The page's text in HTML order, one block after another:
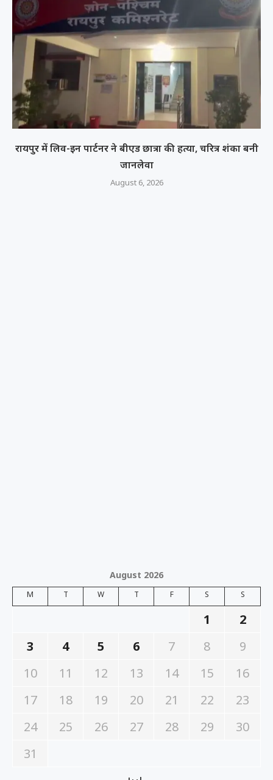
रायपुर में लिव-इन पार्टनर ने बीएड छात्रा की हत्या, चरित्र शंका बनी
जानलेवा
August 6, 2026
August 2026
M T W T F S S
1
2
3
4 5 6 7 8
9
10
11 12 13 14 15
16
17
18 19 20 21 22
23
24
25 26 27 28 29
30
31